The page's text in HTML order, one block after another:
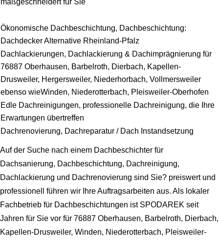
maßgeschneidert für Sie
Ökonomische Dachbeschichtung, Dachbeschichtung:
Dachdecker Alternative Rheinland-Pfalz
Dachlackierungen, Dachlackierung & Dachimprägnierung für
76887 Oberhausen, Barbelroth, Dierbach, Kapellen-
Drusweiler, Hergersweiler, Niederhorbach, Vollmersweiler
ebenso wieWinden, Niederotterbach, Pleisweiler-Oberhofen
Edle Dachreinigungen, professionelle Dachreinigung, die Ihre
Erwartungen übertreffen
Dachrenovierung, Dachreparatur / Dach Instandsetzung
Auf der Suche nach einem Dachbeschichter für
Dachsanierung, Dachbeschichtung, Dachreinigung,
Dachlackierung und Dachrenovierung sind Sie? preiswert und
professionell führen wir Ihre Auftragsarbeiten aus. Als lokaler
Fachbetrieb für Dachbeschichtungen ist SPODAREK seit
Jahren für Sie vor für 76887 Oberhausen, Barbelroth, Dierbach,
Kapellen-Drusweiler, Winden, Niederotterbach, Pleisweiler-